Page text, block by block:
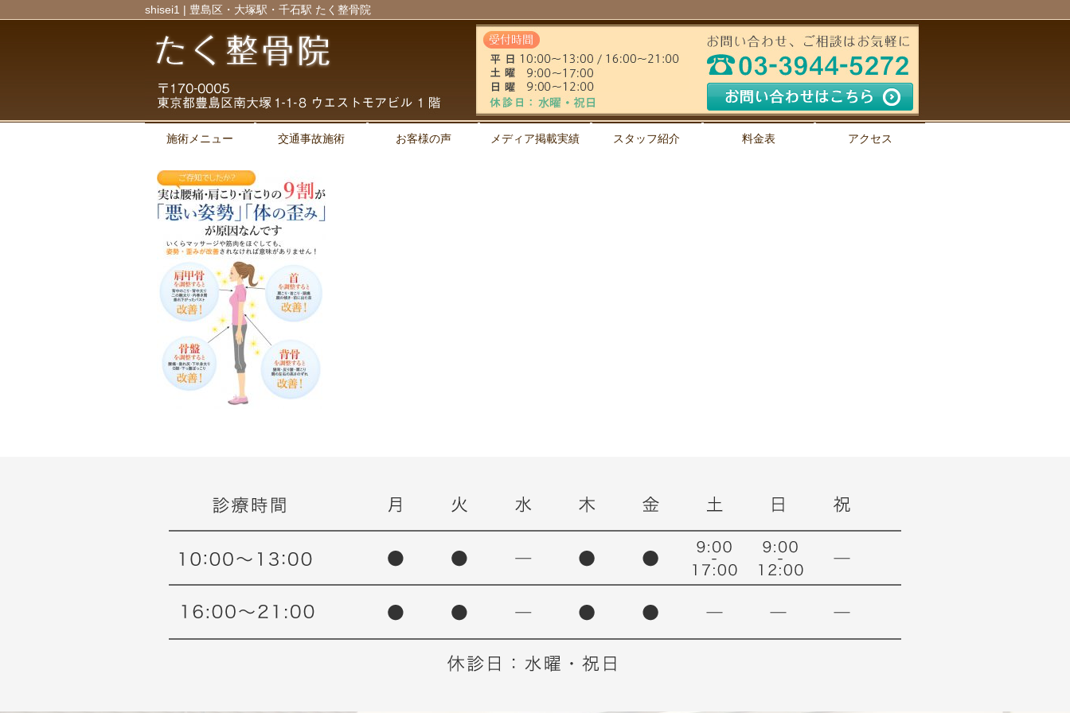
shisei1 | 豊島区・大塚駅・千石駅 たく整骨院
施術メニュー 交通事故施術 お客様の声 メディア掲載実績 スタッフ紹介 料金表 アクセス